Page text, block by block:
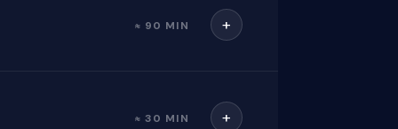
≈ 90 MIN +
≈ 30 MIN +